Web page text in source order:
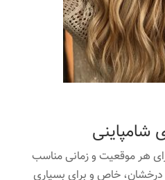
هر موقعیت و زمانی مناسب
خاص و برای بسیاری